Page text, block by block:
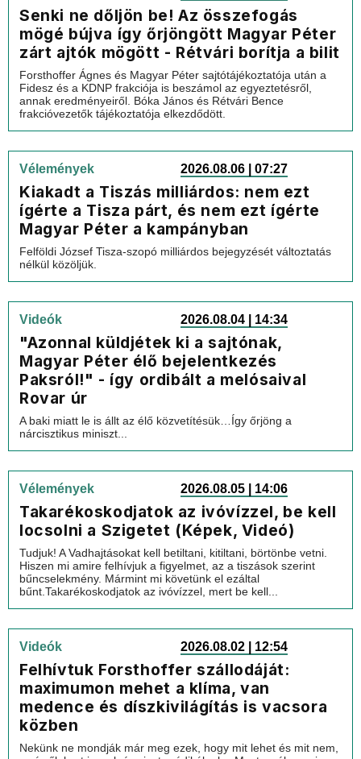
Senki ne dőljön be! Az összefogás
mögé bújva így őrjöngött Magyar Péter
zárt ajtók mögött - Rétvári borítja a bilit
Forsthoffer Ágnes és Magyar Péter sajtótájékoztatója után a
Fidesz és a KDNP frakciója is beszámol az egyeztetésről,
annak eredményeiről. Bóka János és Rétvári Bence
frakcióvezetők tájékoztatója elkezdődött.
Vélemények 2026.08.06 | 07:27
Kiakadt a Tiszás milliárdos: nem ezt
ígérte a Tisza párt, és nem ezt ígérte
Magyar Péter a kampányban
Felföldi József Tisza-szopó milliárdos bejegyzését változtatás
nélkül közöljük.
Videók 2026.08.04 | 14:34
"Azonnal küldjétek ki a sajtónak,
Magyar Péter élő bejelentkezés
Paksról!" - így ordibált a melósaival
Rovar úr
A baki miatt le is állt az élő közvetítésük…Így őrjöng a
nárcisztikus miniszt...
Vélemények 2026.08.05 | 14:06
Takarékoskodjatok az ivóvízzel, be kell
locsolni a Szigetet (Képek, Videó)
Tudjuk! A Vadhajtásokat kell betiltani, kitiltani, börtönbe vetni.
Hiszen mi amire felhívjuk a figyelmet, az a tiszások szerint
bűncselekmény. Mármint mi követünk el ezáltal
bűnt.Takarékoskodjatok az ivóvízzel, mert be kell...
Videók 2026.08.02 | 12:54
Felhívtuk Forsthoffer szállodáját:
maximumon mehet a klíma, van
medence és díszkivilágítás is vacsora
közben
Nekünk ne mondják már meg ezek, hogy mit lehet és mit nem,